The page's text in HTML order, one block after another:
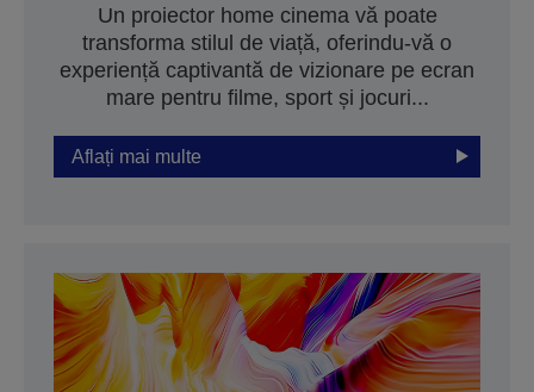
Un proiector home cinema vă poate
transforma stilul de viață, oferindu-vă o
experiență captivantă de vizionare pe ecran
mare pentru filme, sport și jocuri...
Aflați mai multe